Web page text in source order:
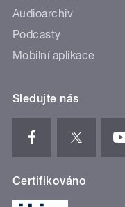
Audioarchiv
Podcasty
Mobilní aplikace
Sledujte nás
Certifikováno